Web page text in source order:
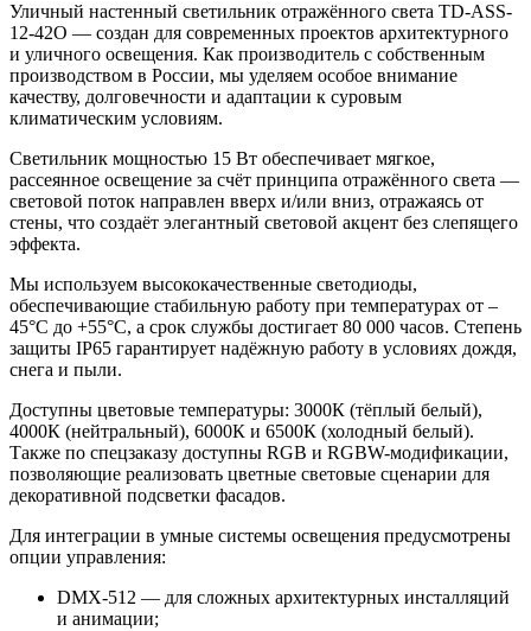
Уличный настенный светильник отражённого света TD-ASS-
12-42O — создан для современных проектов архитектурного
и уличного освещения. Как производитель с собственным
производством в России, мы уделяем особое внимание
качеству, долговечности и адаптации к суровым
климатическим условиям.
Светильник мощностью 15 Вт обеспечивает мягкое,
рассеянное освещение за счёт принципа отражённого света —
световой поток направлен вверх и/или вниз, отражаясь от
стены, что создаёт элегантный световой акцент без слепящего
эффекта.
Мы используем высококачественные светодиоды,
обеспечивающие стабильную работу при температурах от –
45°C до +55°C, а срок службы достигает 80 000 часов. Степень
защиты IP65 гарантирует надёжную работу в условиях дождя,
снега и пыли.
Доступны цветовые температуры: 3000К (тёплый белый),
4000К (нейтральный), 6000К и 6500К (холодный белый).
Также по спецзаказу доступны RGB и RGBW-модификации,
позволяющие реализовать цветные световые сценарии для
декоративной подсветки фасадов.
Для интеграции в умные системы освещения предусмотрены
опции управления:
DMX-512 — для сложных архитектурных инсталляций
и анимации;